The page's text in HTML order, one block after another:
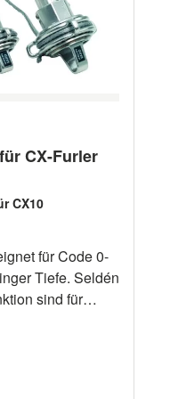
CX-Furler
CX10
für Code 0-
Tiefe. Seldén
sind für